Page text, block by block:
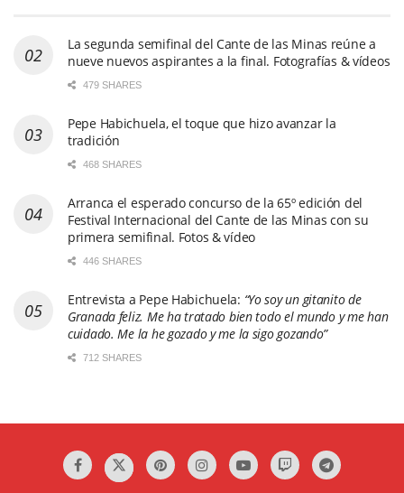
La segunda semifinal del Cante de las Minas reúne a
nueve nuevos aspirantes a la final. Fotografías & vídeos
479 SHARES
Pepe Habichuela, el toque que hizo avanzar la
tradición
468 SHARES
Arranca el esperado concurso de la 65º edición del
Festival Internacional del Cante de las Minas con su
primera semifinal. Fotos & vídeo
446 SHARES
Entrevista a Pepe Habichuela: “Yo soy un gitanito de
Granada feliz. Me ha tratado bien todo el mundo y me han
cuidado. Me la he gozado y me la sigo gozando”
712 SHARES